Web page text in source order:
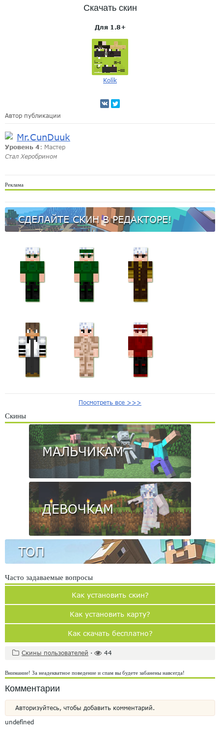
Скачать скин
Для 1.8+
Kolik
Автор публикации
Mr.CunDuuk
Уровень 4 : Мастер
Стал Херобрином
Реклама
СДЕЛАЙТЕ СКИН В РЕДАКТОРЕ!
Посмотреть все >>>
Скины
МАЛЬЧИКАМ
ДЕВОЧКАМ
ТОП
Часто задаваемые вопросы
Как установить скин?
Как установить карту?
Как скачать бесплатно?
Скины пользователей · 44
Внимание! За неадекватное поведение и спам вы будете забанены навсегда!
Комментарии
Авторизуйтесь, чтобы добавить комментарий.
undefined